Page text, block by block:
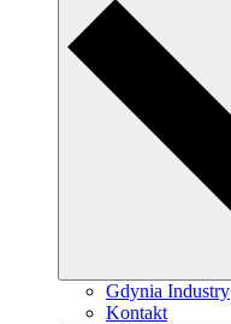
Gdynia Industry
Kontakt